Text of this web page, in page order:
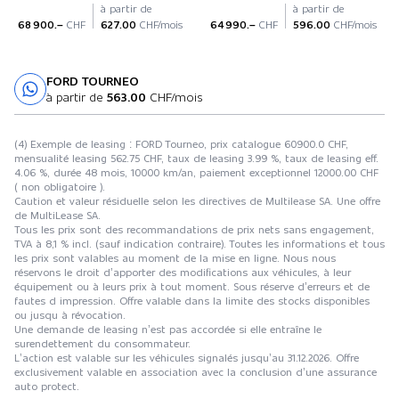
68 900.– CHF
à partir de
627.00 CHF/mois 64 990.– CHF
à partir de
596.00 CHF/mois
FORD TOURNEO
à partir de 563.00 CHF/mois
(4) Exemple de leasing : FORD Tourneo, prix catalogue 60900.0 CHF,
mensualité leasing 562.75 CHF, taux de leasing 3.99 %, taux de leasing eff.
4.06 %, durée 48 mois, 10000 km/an, paiement exceptionnel 12000.00 CHF
( non obligatoire ).
Caution et valeur résiduelle selon les directives de Multilease SA. Une offre
de MultiLease SA.
Tous les prix sont des recommandations de prix nets sans engagement,
TVA à 8,1 % incl. (sauf indication contraire). Toutes les informations et tous
les prix sont valables au moment de la mise en ligne. Nous nous
réservons le droit d’apporter des modifications aux véhicules, à leur
équipement ou à leurs prix à tout moment. Sous réserve d’erreurs et de
fautes d impression. Offre valable dans la limite des stocks disponibles
ou jusqu à révocation.
Une demande de leasing n’est pas accordée si elle entraîne le
surendettement du consommateur.
L’action est valable sur les véhicules signalés jusqu’au 31.12.2026. Offre
exclusivement valable en association avec la conclusion d’une assurance
auto protect.